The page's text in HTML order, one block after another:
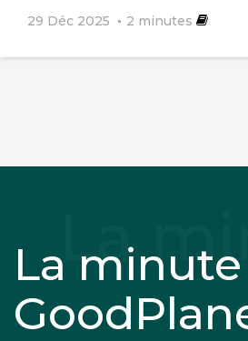
29 Déc 2025 2 minutes
La minute